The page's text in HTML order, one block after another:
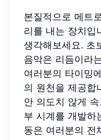
본질적으로 메트
리를 내는 장치입
생각해보세요. 초
음악은 리듬이라
여러분의 타이밍
의 원천을 제공합
안 의도치 않게
부 시계를 개발하
동은 여러분의 전